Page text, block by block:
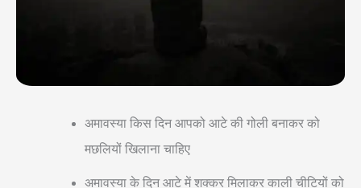
अमावस्या किस दिन आपको आटे की गोली बनाकर को
मछलियों खिलाना चाहिए
अमावस्या के दिन आटे में शक्कर मिलाकर काली चीटियों को